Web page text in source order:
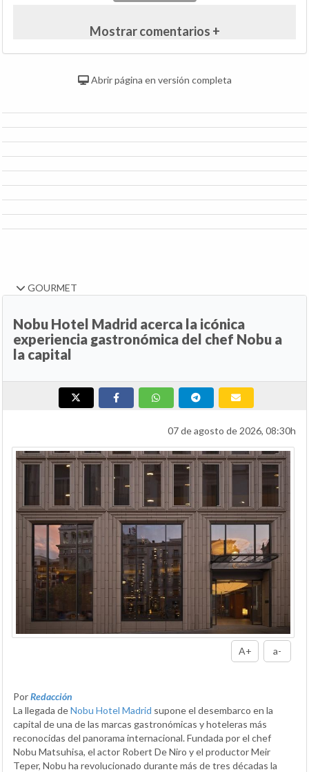
Mostrar comentarios +
Abrir página en versión completa
GOURMET
Nobu Hotel Madrid acerca la icónica
experiencia gastronómica del chef Nobu a
la capital
07 de agosto de 2026, 08:30h
A+ a-
PorRedacción
La llegada deNobu Hotel Madrid supone el desembarco en la
capital de una de las marcas gastronómicas y hoteleras más
reconocidas del panorama internacional. Fundada por el chef
Nobu Matsuhisa, el actor Robert De Niro y el productor Meir
Teper, Nobu ha revolucionado durante más de tres décadas la